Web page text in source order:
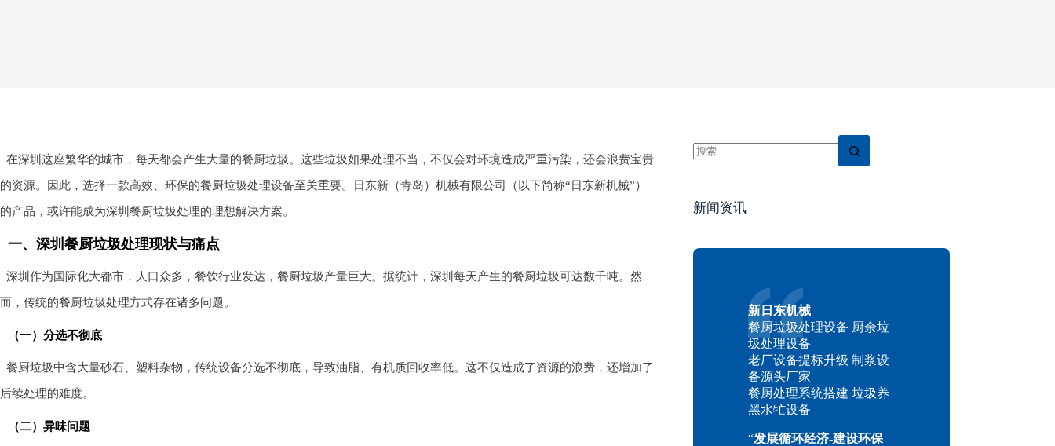
在深圳这座繁华的城市，每天都会产生大量的餐厨垃圾。这些垃圾如果处理不当，不仅会对环境造成严重污染，还会浪费宝贵
的资源。因此，选择一款高效、环保的餐厨垃圾处理设备至关重要。日东新（青岛）机械有限公司（以下简称“日东新机械”）
的产品，或许能成为深圳餐厨垃圾处理的理想解决方案。
一、深圳餐厨垃圾处理现状与痛点
深圳作为国际化大都市，人口众多，餐饮行业发达，餐厨垃圾产量巨大。据统计，深圳每天产生的餐厨垃圾可达数千吨。然
而，传统的餐厨垃圾处理方式存在诸多问题。
（一）分选不彻底
餐厨垃圾中含大量砂石、塑料杂物，传统设备分选不彻底，导致油脂、有机质回收率低。这不仅造成了资源的浪费，还增加了
后续处理的难度。
（二）异味问题
新闻资讯
新日东机械
餐厨垃圾处理设备 厨余垃
圾处理设备
老厂设备提标升级 制浆设
备源头厂家
餐厨处理系统搭建 垃圾养
黑水牤设备
“发展循环经济-建设环保